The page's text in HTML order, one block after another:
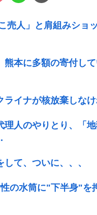
売人」と肩組みシ
熊本に多額の寄付し
ライナが核放棄しな
理人のやりとり、「
て、ついに、、、
性の水筒に"下半身"